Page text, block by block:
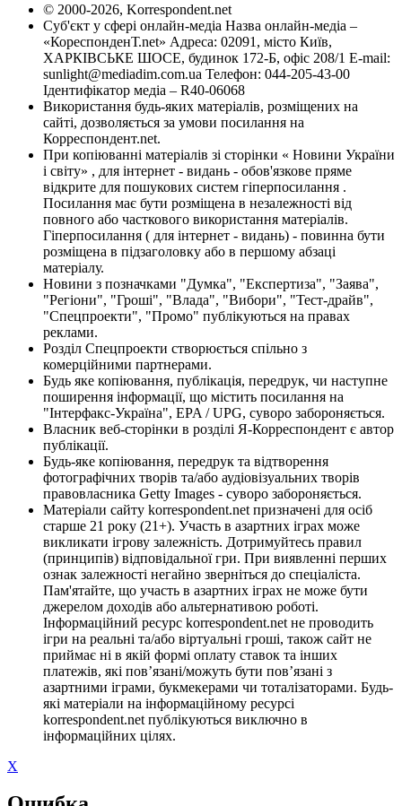
© 2000-2026, Korrespondent.net
Суб'єкт у сфері онлайн-медіа Назва онлайн-медіа –
«КореспонденТ.net» Адреса: 02091, місто Київ,
ХАРКІВСЬКЕ ШОСЕ, будинок 172-Б, офіс 208/1 E-mail:
sunlight@mediadim.com.ua Телефон: 044-205-43-00
Ідентифікатор медіа – R40-06068
Використання будь-яких матеріалів, розміщених на
сайті, дозволяється за умови посилання на
Корреспондент.net.
При копіюванні матеріалів зі сторінки « Новини України
і світу» , для інтернет - видань - обов'язкове пряме
відкрите для пошукових систем гіперпосилання .
Посилання має бути розміщена в незалежності від
повного або часткового використання матеріалів.
Гіперпосилання ( для інтернет - видань) - повинна бути
розміщена в підзаголовку або в першому абзаці
матеріалу.
Новини з позначками "Думка", "Експертиза", "Заява",
"Регіони", "Гроші", "Влада", "Вибори", "Тест-драйв",
"Спецпроекти", "Промо" публікуються на правах
реклами.
Розділ Спецпроекти створюється спільно з
комерційними партнерами.
Будь яке копіювання, публікація, передрук, чи наступне
поширення інформації, що містить посилання на
"Інтерфакс-Україна", EPA / UPG, суворо забороняється.
Власник веб-сторінки в розділі Я-Корреспондент є автор
публікації.
Будь-яке копіювання, передрук та відтворення
фотографічних творів та/або аудіовізуальних творів
правовласника Getty Images - суворо забороняється.
Матеріали сайту korrespondent.net призначені для осіб
старше 21 року (21+). Участь в азартних іграх може
викликати ігрову залежність. Дотримуйтесь правил
(принципів) відповідальної гри. При виявленні перших
ознак залежності негайно зверніться до спеціаліста.
Пам'ятайте, що участь в азартних іграх не може бути
джерелом доходів або альтернативою роботі.
Інформаційний ресурс korrespondent.net не проводить
ігри на реальні та/або віртуальні гроші, також сайт не
приймає ні в якій формі оплату ставок та інших
платежів, які пов’язані/можуть бути пов’язані з
азартними іграми, букмекерами чи тоталізаторами. Будь-
які матеріали на інформаційному ресурсі
korrespondent.net публікуються виключно в
інформаційних цілях.
X